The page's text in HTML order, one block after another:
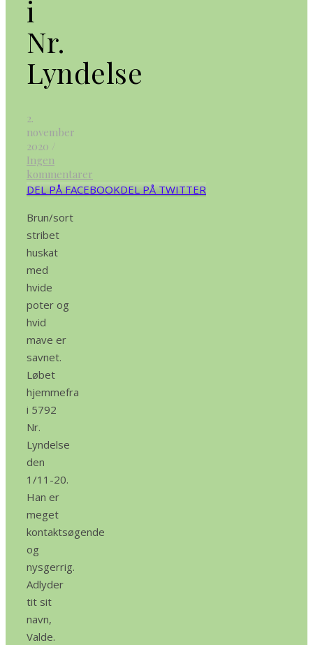
i
Nr.
Lyndelse
2.
november
2020 /
Ingen
kommentarer
DEL PÅ FACEBOOKDEL PÅ TWITTER
Brun/sort
stribet
huskat
med
hvide
poter og
hvid
mave er
savnet.
Løbet
hjemmefra
i 5792
Nr.
Lyndelse
den
1/11-20.
Han er
meget
kontaktsøgende
og
nysgerrig.
Adlyder
tit sit
navn,
Valde.